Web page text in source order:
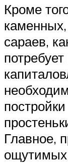
Кроме
сараев,
Главное,